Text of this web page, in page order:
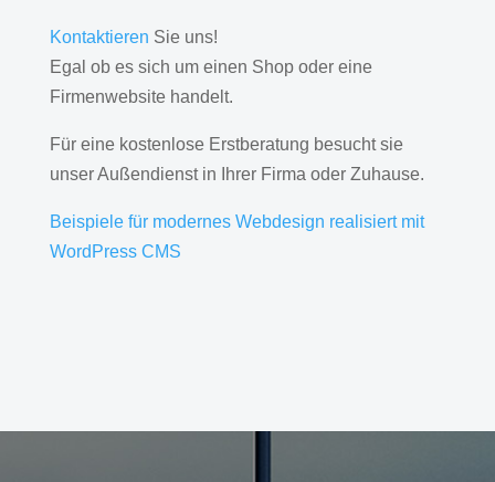
Kontaktieren Sie uns!
Egal ob es sich um einen Shop oder eine
Firmenwebsite handelt.
Für eine kostenlose Erstberatung besucht sie
unser Außendienst in Ihrer Firma oder Zuhause.
Beispiele für modernes Webdesign realisiert mit
WordPress CMS